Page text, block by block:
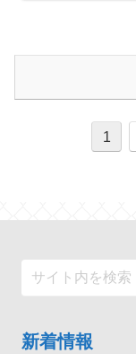
1
新着情報